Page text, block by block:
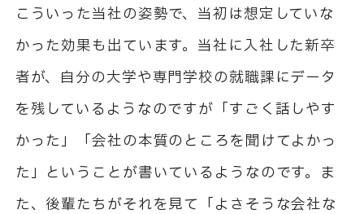
こういった当社の姿勢で、当初は想定していな
かった効果も出ています。当社に入社した新卒
者が、自分の大学や専門学校の就職課にデータ
を残しているようなのですが「すごく話しやす
かった」「会社の本質のところを聞けてよかっ
た」ということが書いているようなのです。ま
た、後輩たちがそれを見て「よさそうな会社な